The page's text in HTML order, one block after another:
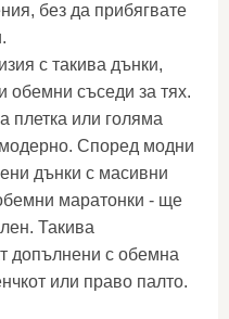
без да прибягвате
с такива дънки,
обемни съседи за тях.
плетка или голяма
Според модни
дънки с масивни
маратонки - ще
Такива
допълнени с обемна
или право палто.